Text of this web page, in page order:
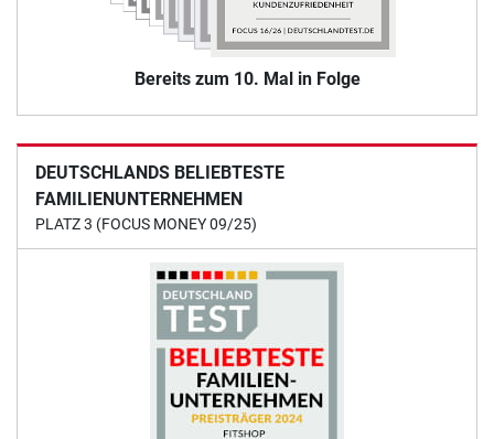
Bereits zum 10. Mal in Folge
DEUTSCHLANDS BELIEBTESTE
FAMILIENUNTERNEHMEN
PLATZ 3 (FOCUS MONEY 09/25)